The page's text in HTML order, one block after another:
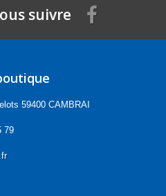
suivre
59400 CAMBRAI
79